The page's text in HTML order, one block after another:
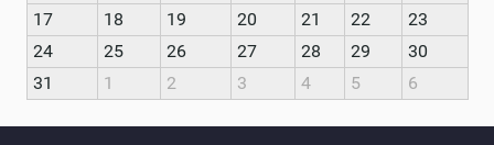
17
18 19 20 21 22
23
24
25 26 27 28 29
30
31
1 2 3 4 5 6